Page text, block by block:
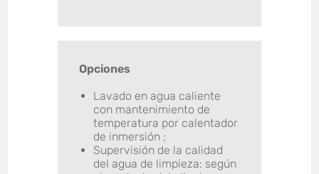
Opciones
Lavado en agua caliente
con mantenimiento de
temperatura por calentador
de inmersión ;
Supervisión de la calidad
del agua de limpieza: según